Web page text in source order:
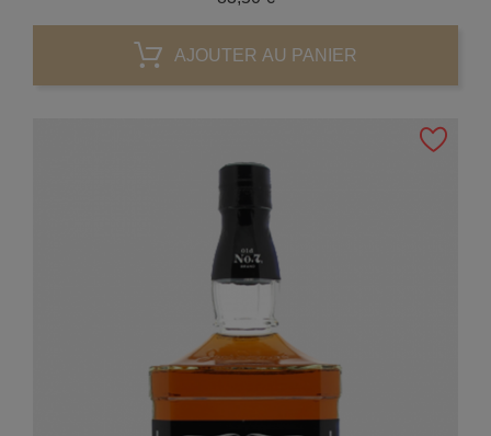
AJOUTER AU PANIER